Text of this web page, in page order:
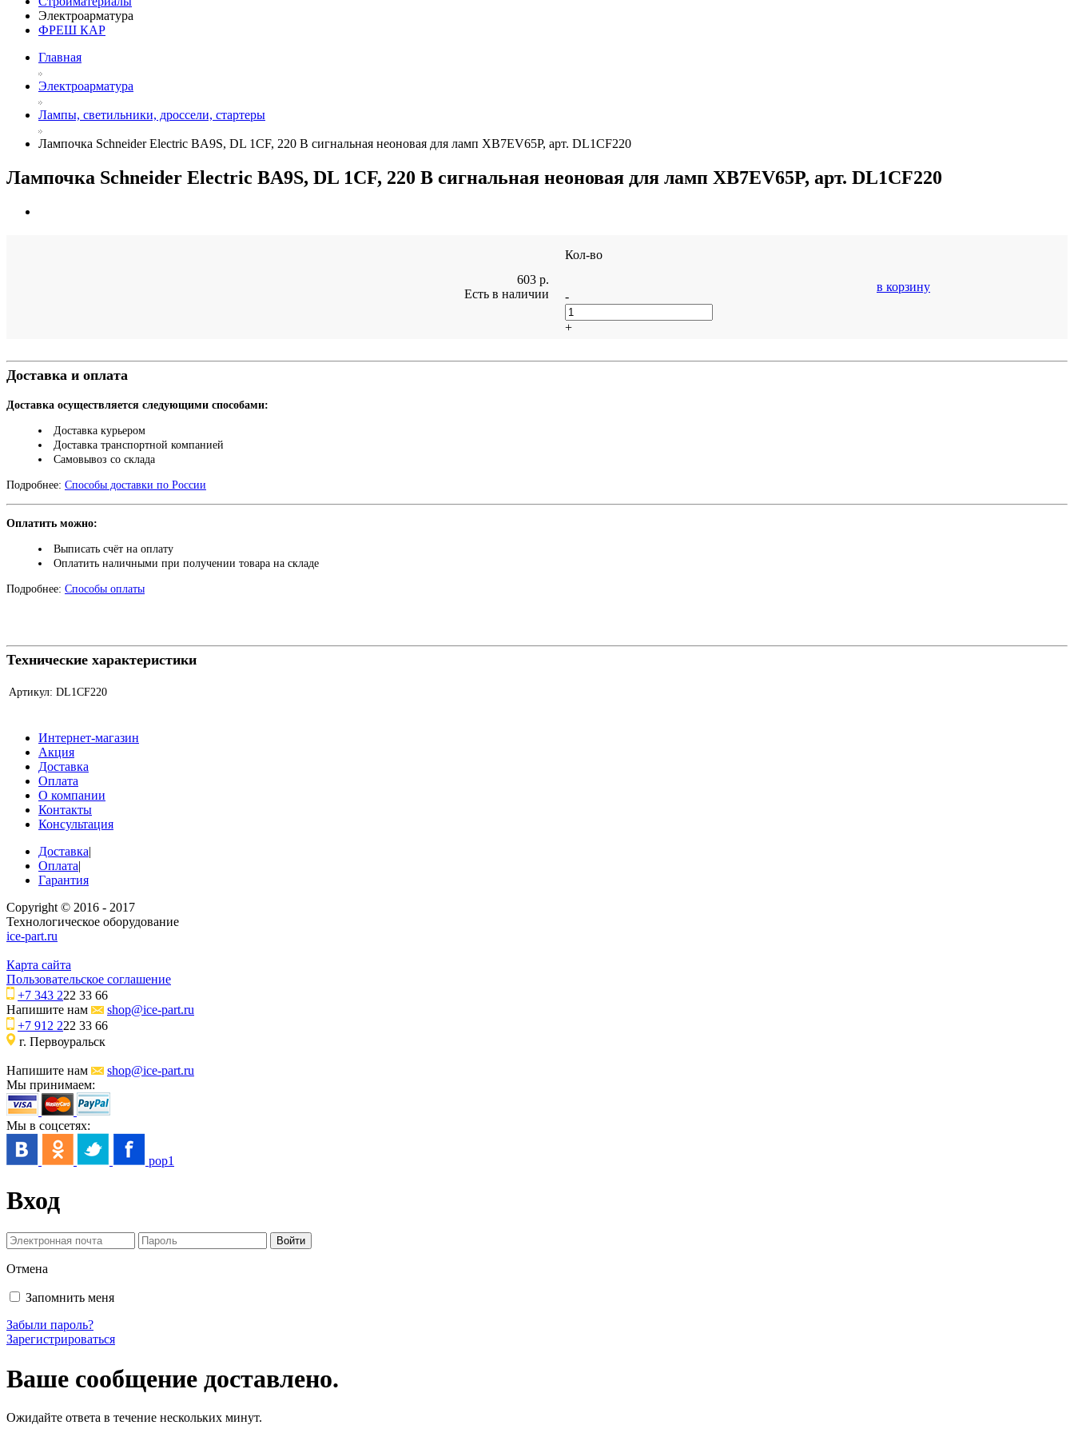
Электроарматура
ФРЕШ КАР
Главная
Электроарматура
Лампы, светильники, дроссели, стартеры
Лампочка Schneider Electric BA9S, DL 1CF, 220 В сигнальная неоновая для ламп XB7EV65P, арт. DL1CF220
Лампочка Schneider Electric BA9S, DL 1CF, 220 В сигнальная неоновая для ламп XB7EV65P, арт. DL1CF220
603 р.
Есть в наличии
Кол-во
-
+
в корзину
Доставка и оплата
Доставка осуществляется следующими способами:
Доставка курьером
Доставка транспортной компанией
Самовывоз со склада
Подробнее: Способы доставки по России
Оплатить можно:
Выписать счёт на оплату
Оплатить наличными при получении товара на складе
Подробнее: Способы оплаты
Технические характеристики
Артикул: DL1CF220
Интернет-магазин
Акция
Доставка
Оплата
О компании
Контакты
Консультация
Доставка|
Оплата|
Гарантия
Copyright © 2016 - 2017
Технологическое оборудование
ice-part.ru
Карта сайта
Пользовательское соглашение
+7 343 222 33 66
Напишите нам
shop@ice-part.ru
+7 912 222 33 66
г. Первоуральск
Напишите нам
shop@ice-part.ru
Мы принимаем:
Мы в соцсетях:
pop1
Вход
Отмена
Запомнить меня
Забыли пароль?
Зарегистрироваться
Ваше сообщение доставлено.
Ожидайте ответа в течение нескольких минут.